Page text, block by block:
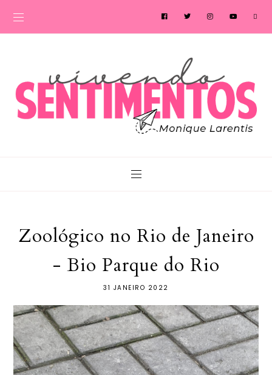
Zoológico no Rio de Janeiro
- Bio Parque do Rio
31 JANEIRO 2022